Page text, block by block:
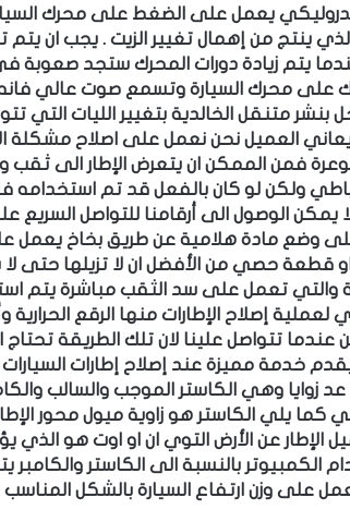
يعمل على الضغط على محرك
ينتج من إهمال تغيير الزيت . يجب ان يتم
يتم زيادة دورات المحرك ستجد صعوبة
على محرك السيارة وتسمع صوت عالي
بنشر متنقل الخالدية بتغيير الليات التي
العميل نحن نعمل على اصلاح مشكلة
فمن الممكن ان يتعرض الإطار الى
ولكن لو كان بالفعل قد تم
الوصول الى أرقامنا للتواصل السريع
وضع مادة هلامية عن طريق بخاخ يعمل
قطعة حصي من الأفضل ان لا تزيلها حتى لا
والتي تعمل على سد الثقب مباشرة يتم
لعملية إصلاح الإطارات منها الرقع
عندما تتواصل علينا لان تلك الطريقة
خدمة مميزة عند إصلاح إطارات
عد زوايا وهي الكاستر الموجب والسالب
هي كما يلي الكاستر هو زاوية ميول محور
الإطار عن الأرض التوي ان او اوت هو الذي
الكمبيوتر بالنسبة الى الكاستر
على وزن ارتفاع السيارة بالشكل المناسب